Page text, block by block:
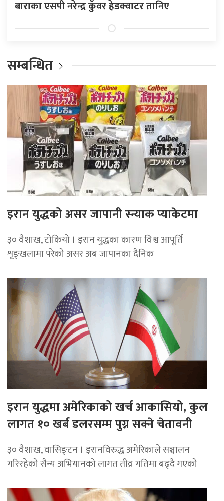
बाराका एसपी नरेन्द्र कुँवर हेडक्वाटर तानिए
सम्बन्धित
इरान युद्धको असर जापानी स्न्याक प्याकेटमा
३० वैशाख, टोकियो । इरान युद्धका कारण विश्व आपूर्ति
शृङ्खलामा परेको असर अब जापानका दैनिक
इरान युद्धमा अमेरिकाको खर्च आकासियो, कुल
लागत १० खर्ब डलरसम्म पुग्न सक्ने चेतावनी
३० वैशाख, वासिङ्टन । इरानविरुद्ध अमेरिकाले सञ्चालन
गरिरहेको सैन्य अभियानको लागत तीव्र गतिमा बढ्दै गएको